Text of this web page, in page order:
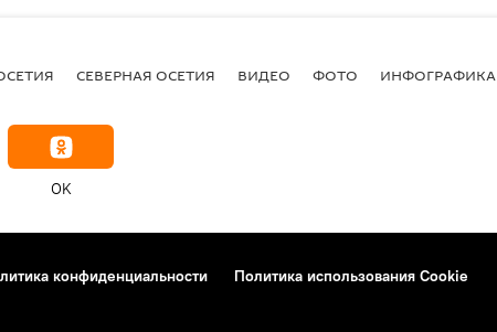
СЕВЕРНАЯ ОСЕТИЯ ВИДЕО ФОТО ИНФОГРАФИКА
OK
конфиденциальности
Политика использования Cookie